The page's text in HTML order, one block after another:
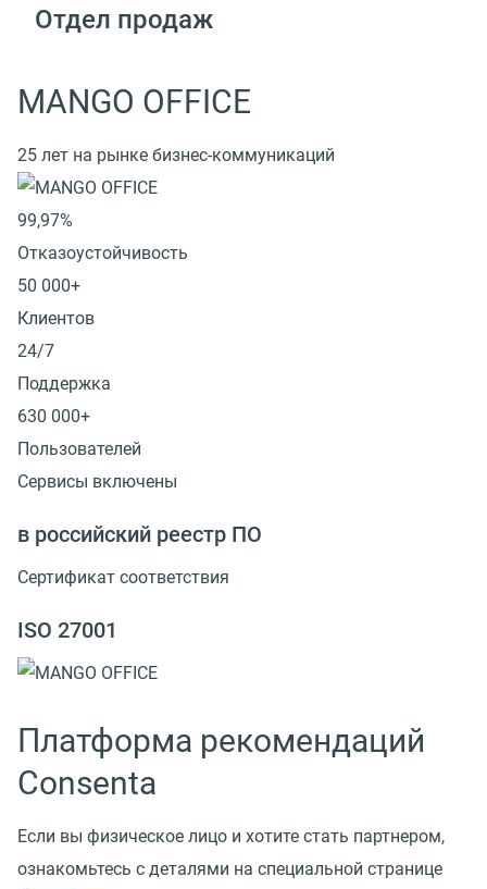
Отдел продаж
MANGO OFFICE
25 лет на рынке бизнес-коммуникаций
99,97%
Отказоустойчивость
50 000+
Клиентов
24/7
Поддержка
630 000+
Пользователей
Сервисы включены
в российский реестр ПО
Сертификат соответствия
ISO 27001
Платформа рекомендаций
Consenta
Если вы физическое лицо и хотите стать партнером,
ознакомьтесь с деталями на специальной странице